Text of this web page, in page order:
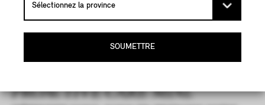
PROACTIVE CARE MINI.
SOUMETTRE